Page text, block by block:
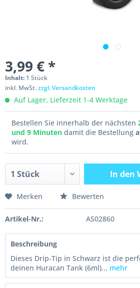
3,99 € *
Inhalt: 1 Stück
inkl. MwSt.zzgl. Versandkosten
Auf Lager, Lieferzeit 1-4 Werktage
Bestellen Sie innerhalb der nächsten
und 9 Minuten damit die Bestellung
wird.
In den
Merken Bewerten
Artikel-Nr.: AS02860
Beschreibung
Dieses Drip-Tip in Schwarz ist die
deinen Huracan Tank (6ml)... mehr